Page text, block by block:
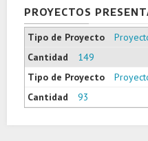
PROYECTOS
149
93